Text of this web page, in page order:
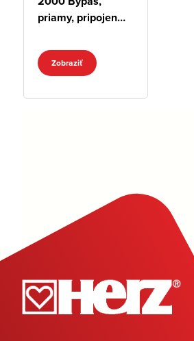
priamy, pripojenie
Zobraziť